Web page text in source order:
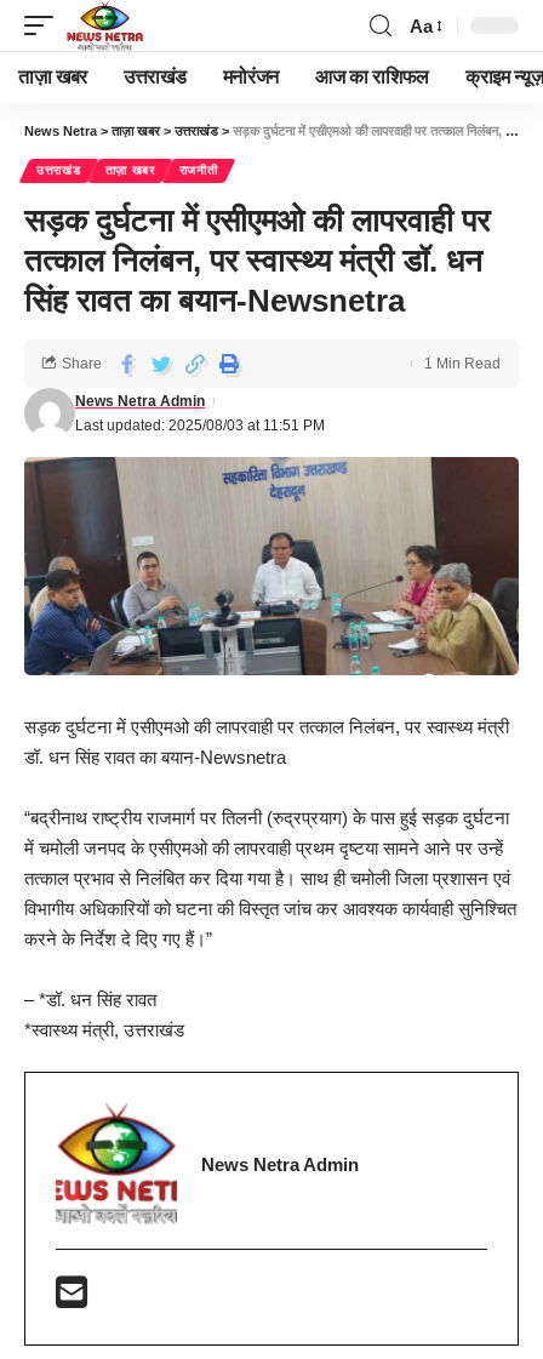
Aa
ताज़ा खबर उत्तराखंड मनोरंजन आज का राशिफल क्राइम न्यूज़
News Netra >ताज़ा खबर>उत्तराखंड> सड़क दुर्घटना में एसीएमओ की लापरवाही पर तत्काल निलंबन, पर स्वास्थ्य मंत्री डॉ. धन सिंह रावत का बयान-Newsnetra
उत्तराखंड ताज़ा खबर राजनीती
सड़क दुर्घटना में एसीएमओ की लापरवाही पर
तत्काल निलंबन, पर स्वास्थ्य मंत्री डॉ. धन
सिंह रावत का बयान-Newsnetra
Last updated: 2025/08/03 at 11:51 PM
News Netra Admin
Share 1 Min Read
सड़क दुर्घटना में एसीएमओ की लापरवाही पर तत्काल निलंबन, पर स्वास्थ्य मंत्री
डॉ. धन सिंह रावत का बयान-Newsnetra
“बद्रीनाथ राष्ट्रीय राजमार्ग पर तिलनी (रुद्रप्रयाग) के पास हुई सड़क दुर्घटना
में चमोली जनपद के एसीएमओ की लापरवाही प्रथम दृष्टया सामने आने पर उन्हें
तत्काल प्रभाव से निलंबित कर दिया गया है। साथ ही चमोली जिला प्रशासन एवं
विभागीय अधिकारियों को घटना की विस्तृत जांच कर आवश्यक कार्यवाही सुनिश्चित
करने के निर्देश दे दिए गए हैं।”
– *डॉ. धन सिंह रावत
*स्वास्थ्य मंत्री, उत्तराखंड
News Netra Admin